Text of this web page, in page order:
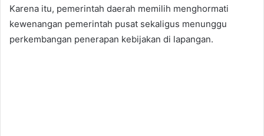
Karena itu, pemerintah daerah memilih menghormati
kewenangan pemerintah pusat sekaligus menunggu
perkembangan penerapan kebijakan di lapangan.